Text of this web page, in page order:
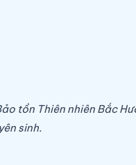
tồn Thiên nhiên Bắc
sinh.